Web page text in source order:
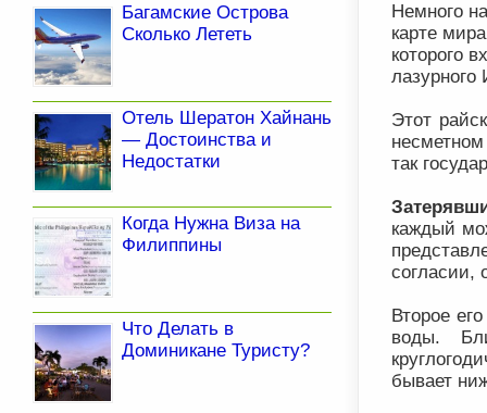
Немного
карте
которого
лазурного
Этот
так
каждый
согласии,
Второе
воды.
бывает
Багамские Острова
Сколько Лететь
Отель Шератон Хайнань
— Достоинства и
Недостатки
Когда Нужна Виза на
Филиппины
Что Делать в
Доминикане Туристу?